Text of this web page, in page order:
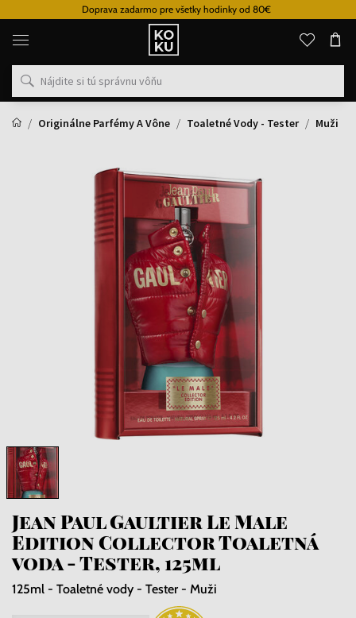
Doprava zadarmo pre všetky hodinky od 80€
Originálne
parfémy
hodinky
na
mieste
Originálne Parfémy A Vône
Toaletné Vody - Tester Muži
Jean Paul Gaultier Le Male
Edition Collector Toaletná
voda - Tester, 125ml
125ml - Toaletné vody - Tester - Muži